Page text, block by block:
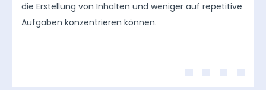
die Erstellung von Inhalten und weniger auf repetitive
Aufgaben konzentrieren können.